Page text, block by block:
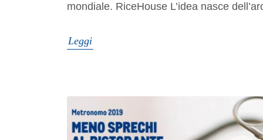
mondiale. RiceHouse L’idea nasce
Leggi